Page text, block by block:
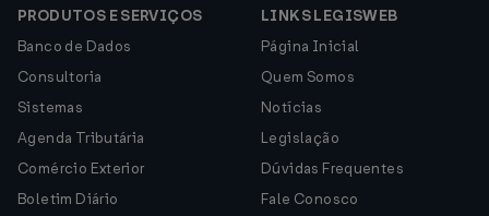
PRODUTOS E SERVIÇOS
Banco de Dados
Consultoria
Sistemas
Agenda Tributária
Comércio Exterior
Boletim Diário
LINKS LEGISWEB
Página Inicial
Quem Somos
Notícias
Legislação
Dúvidas Frequentes
Fale Conosco